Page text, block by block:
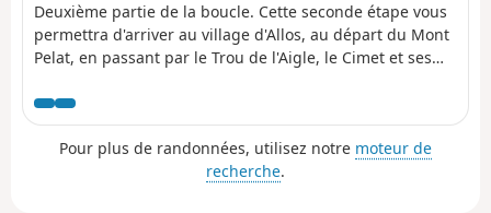
Deuxième partie de la boucle. Cette seconde étape vous
permettra d'arriver au village d'Allos, au départ du Mont
Pelat, en passant par le Trou de l'Aigle, le Cimet et ses
de Vacheresse.
Pour plus de randonnées, utilisez notre moteur de
recherche.